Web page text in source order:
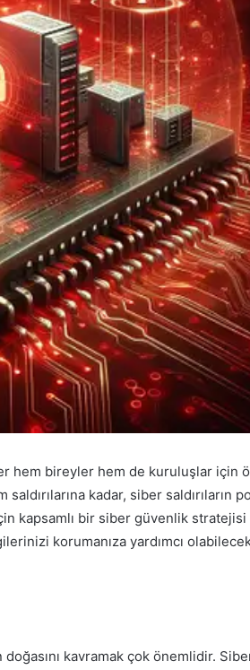
hem bireyler hem de kuruluşlar için
kadar, siber saldırıların
kapsamlı bir siber güvenlik stratejisi
korumanıza yardımcı
kavramak çok önemlidir.